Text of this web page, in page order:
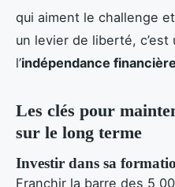
qui aiment le challenge
un levier de liberté,
l’indépendance financière
Les clés pour
sur le long terme
Investir dans sa
Franchir la barre des 5